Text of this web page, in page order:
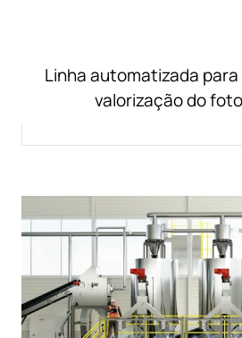
Linha automatizada
valorização do